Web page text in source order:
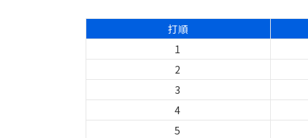
打順
1
2
3
4
5